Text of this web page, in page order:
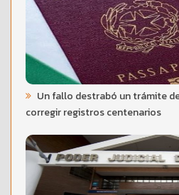
Un fallo destrabó un trámite
corregir registros centenarios